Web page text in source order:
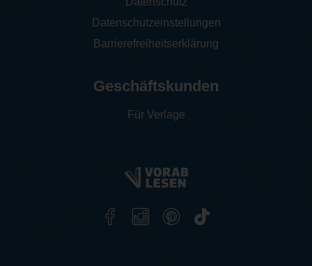
Datenschutzeinstellungen
Barrierefreiheitserklärung
Geschäftskunden
Für Verlage